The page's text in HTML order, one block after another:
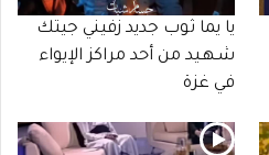
يا يما ثوب جديد زفيني جيتك
شـهـيد من أحد مراكز الإيواء
في غزة